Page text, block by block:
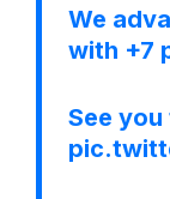
We
with +7
See